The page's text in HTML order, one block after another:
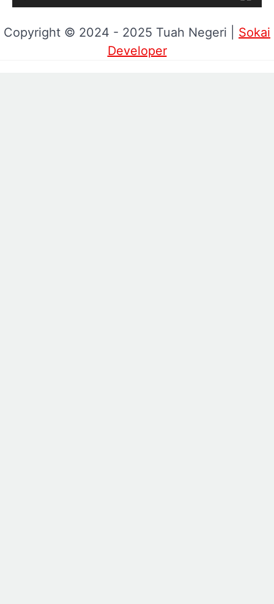
Copyright © 2024 - 2025 Tuah Negeri | Sokai
Developer